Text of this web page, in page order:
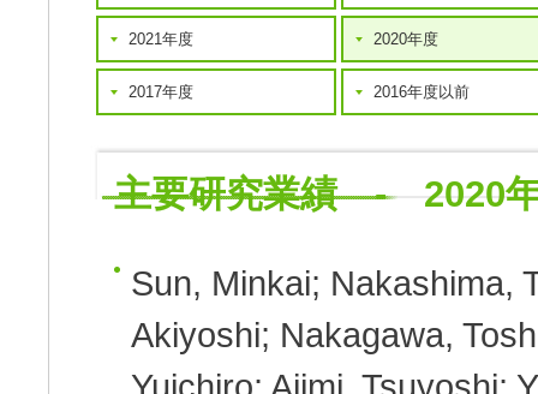
2021年度 2020年度
2017年度 2016年度以前
主要研究業績 - 2020
Sun, Minkai; Nakashima,
Akiyoshi; Nakagawa,